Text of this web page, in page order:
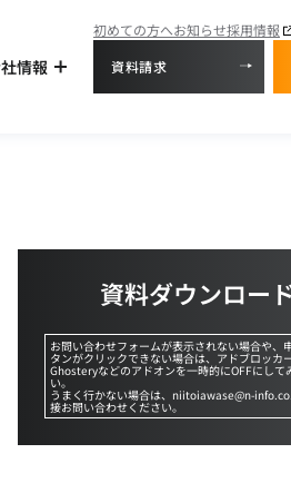
情報 資料請求
初めての方へお知らせ採用情報
資料ダウンロー
お問い合わせフォームが表示されない場合や、
タンがクリックできない場合は、アドブロッカー
Ghosteryなどのアドオンを一時的にOFFにして
い。
うまく行かない場合は、niitoiawase@n-
接お問い合わせください。